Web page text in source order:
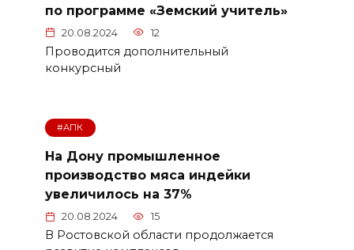
по программе «Земский учитель»
20.08.2024 12
Проводится дополнительный
конкурсный
#АПК
На Дону промышленное
производство мяса индейки
увеличилось на 37%
20.08.2024 15
В Ростовской области продолжается